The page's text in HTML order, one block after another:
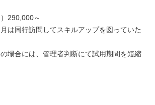
290,000～
は同行訪問してスキルアップを図っていた
合には、管理者判断にて試用期間を短縮